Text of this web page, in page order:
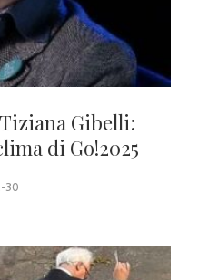
Gibelli:
di Go!2025
30